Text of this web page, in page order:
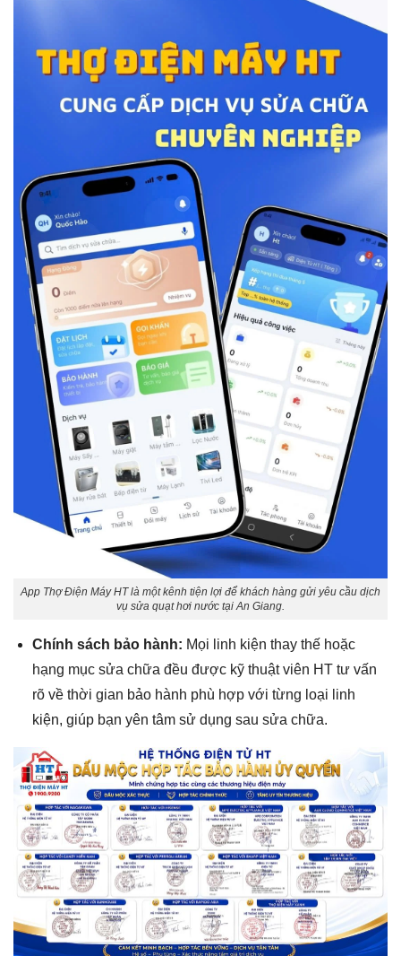
App Thợ Điện Máy HT là một kênh tiện lợi để khách hàng gửi yêu cầu dịch
vụ sửa quạt hơi nước tại An Giang.
Chính sách bảo hành: Mọi linh kiện thay thế hoặc
hạng mục sửa chữa đều được kỹ thuật viên HT tư vấn
rõ về thời gian bảo hành phù hợp với từng loại linh
kiện, giúp bạn yên tâm sử dụng sau sửa chữa.